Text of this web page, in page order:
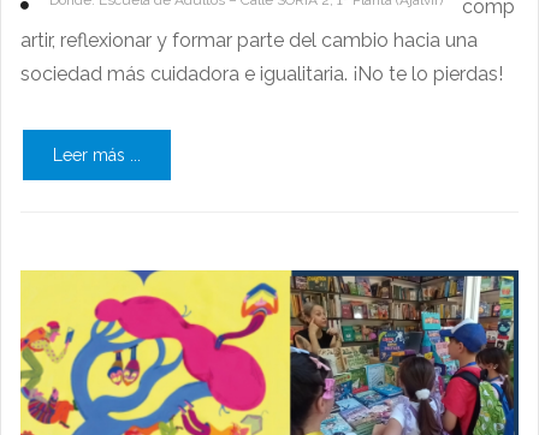
comp
artir, reflexionar y formar parte del cambio hacia una
sociedad más cuidadora e igualitaria. ¡No te lo pierdas!
Leer más ...